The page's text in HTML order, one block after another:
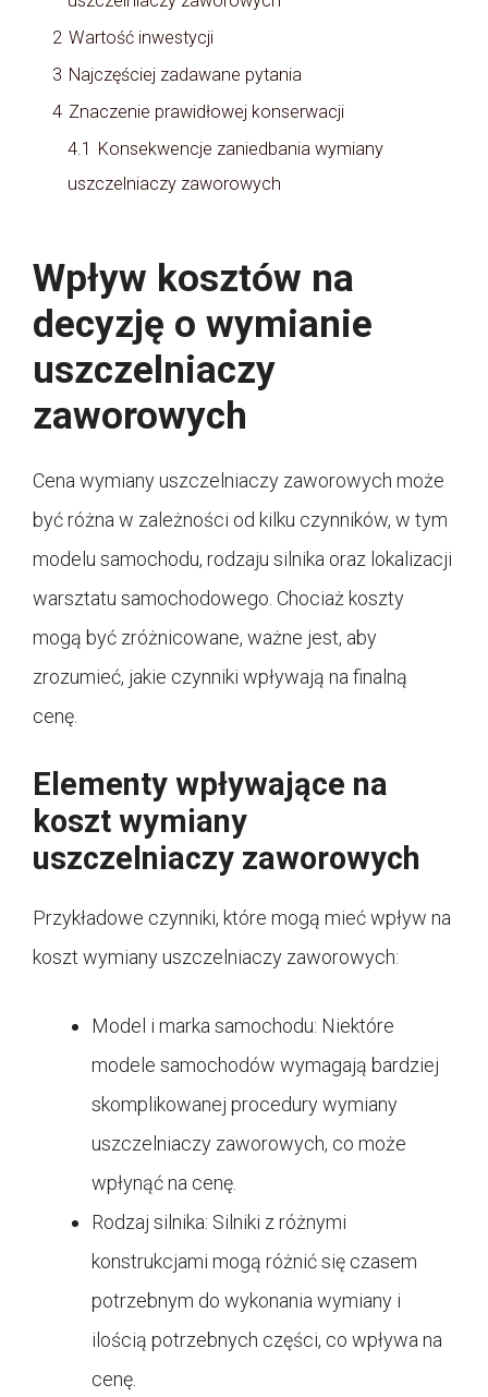
2 Wartość inwestycji
3 Najczęściej zadawane pytania
4 Znaczenie prawidłowej konserwacji
4.1 Konsekwencje zaniedbania wymiany
uszczelniaczy zaworowych
Wpływ kosztów na
decyzję o wymianie
uszczelniaczy
zaworowych
Cena wymiany uszczelniaczy zaworowych może
być różna w zależności od kilku czynników, w tym
modelu samochodu, rodzaju silnika oraz lokalizacji
warsztatu samochodowego. Chociaż koszty
mogą być zróżnicowane, ważne jest, aby
zrozumieć, jakie czynniki wpływają na finalną
cenę.
Elementy wpływające na
koszt wymiany
uszczelniaczy zaworowych
Przykładowe czynniki, które mogą mieć wpływ na
koszt wymiany uszczelniaczy zaworowych:
Model i marka samochodu: Niektóre
modele samochodów wymagają bardziej
skomplikowanej procedury wymiany
uszczelniaczy zaworowych, co może
wpłynąć na cenę.
Rodzaj silnika: Silniki z różnymi
konstrukcjami mogą różnić się czasem
potrzebnym do wykonania wymiany i
ilością potrzebnych części, co wpływa na
cenę.